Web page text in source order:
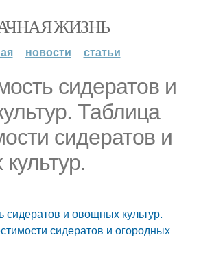
ЖИЗНЬ
новости статьи
сидератов и
Таблица
сидератов и
сидератов и овощных культур.
сидератов и огородных